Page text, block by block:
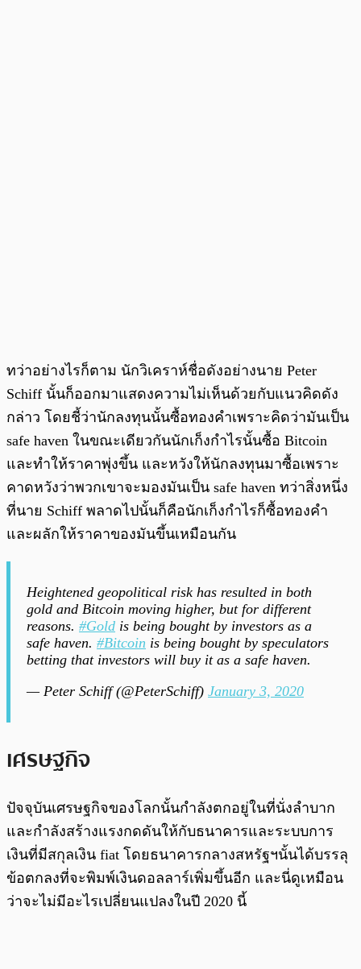
ทว่าอย่างไรก็ตาม นักวิเคราห์ชื่อดังอย่างนาย Peter
Schiff นั้นก็ออกมาแสดงความไม่เห็นด้วยกับแนวคิดดัง
กล่าว โดยชี้ว่านักลงทุนนั้นซื้อทองคำเพราะคิดว่ามันเป็น
safe haven ในขณะเดียวกันนักเก็งกำไรนั้นซื้อ Bitcoin
และทำให้ราคาพุ่งขึ้น และหวังให้นักลงทุนมาซื้อเพราะ
คาดหวังว่าพวกเขาจะมองมันเป็น safe haven ทว่าสิ่งหนึ่ง
ที่นาย Schiff พลาดไปนั้นก็คือนักเก็งกำไรก็ซื้อทองคำ
และผลักให้ราคาของมันขึ้นเหมือนกัน
Heightened geopolitical risk has resulted in both
gold and Bitcoin moving higher, but for different
reasons. #Gold is being bought by investors as a
safe haven. #Bitcoin is being bought by speculators
betting that investors will buy it as a safe haven.
— Peter Schiff (@PeterSchiff) January 3, 2020
เศรษฐกิจ
ปัจจุบันเศรษฐกิจของโลกนั้นกำลังตกอยู่ในที่นั่งลำบาก
และกำลังสร้างแรงกดดันให้กับธนาคารและระบบการ
เงินที่มีสกุลเงิน fiat โดยธนาคารกลางสหรัฐฯนั้นได้บรรลุ
ข้อตกลงที่จะพิมพ์เงินดอลลาร์เพิ่มขึ้นอีก และนี่ดูเหมือน
ว่าจะไม่มีอะไรเปลี่ยนแปลงในปี 2020 นี้